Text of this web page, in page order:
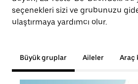
seçenekleri sizi ve grubunuzu
ulaştırmaya yardımcı olur.
Büyük gruplar Aileler Araç